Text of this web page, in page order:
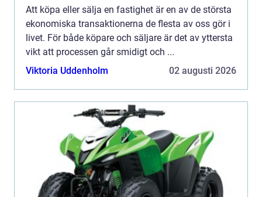
Att köpa eller sälja en fastighet är en av de största
ekonomiska transaktionerna de flesta av oss gör i
livet. För både köpare och säljare är det av yttersta
vikt att processen går smidigt och ...
Viktoria Uddenholm
02 augusti 2026